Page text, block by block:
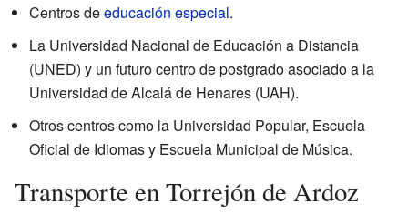
Centros deeducación especial.
La Universidad Nacional de Educación a Distancia
(UNED) y un futuro centro de postgrado asociado a la
Universidad de Alcalá de Henares (UAH).
Otros centros como la Universidad Popular, Escuela
Oficial de Idiomas y Escuela Municipal de Música.
Transporte en Torrejón de Ardoz